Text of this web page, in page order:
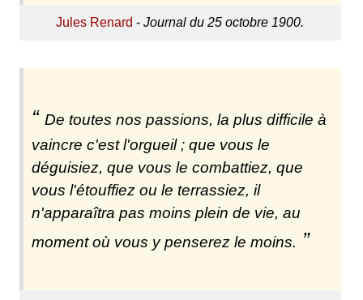
Jules Renard -Journal du 25 octobre 1900.
De toutes nos passions, la plus difficile à
vaincre c'est l'orgueil ; que vous le
déguisiez, que vous le combattiez, que
vous l'étouffiez ou le terrassiez, il
n'apparaîtra pas moins plein de vie, au
moment où vous y penserez le moins.